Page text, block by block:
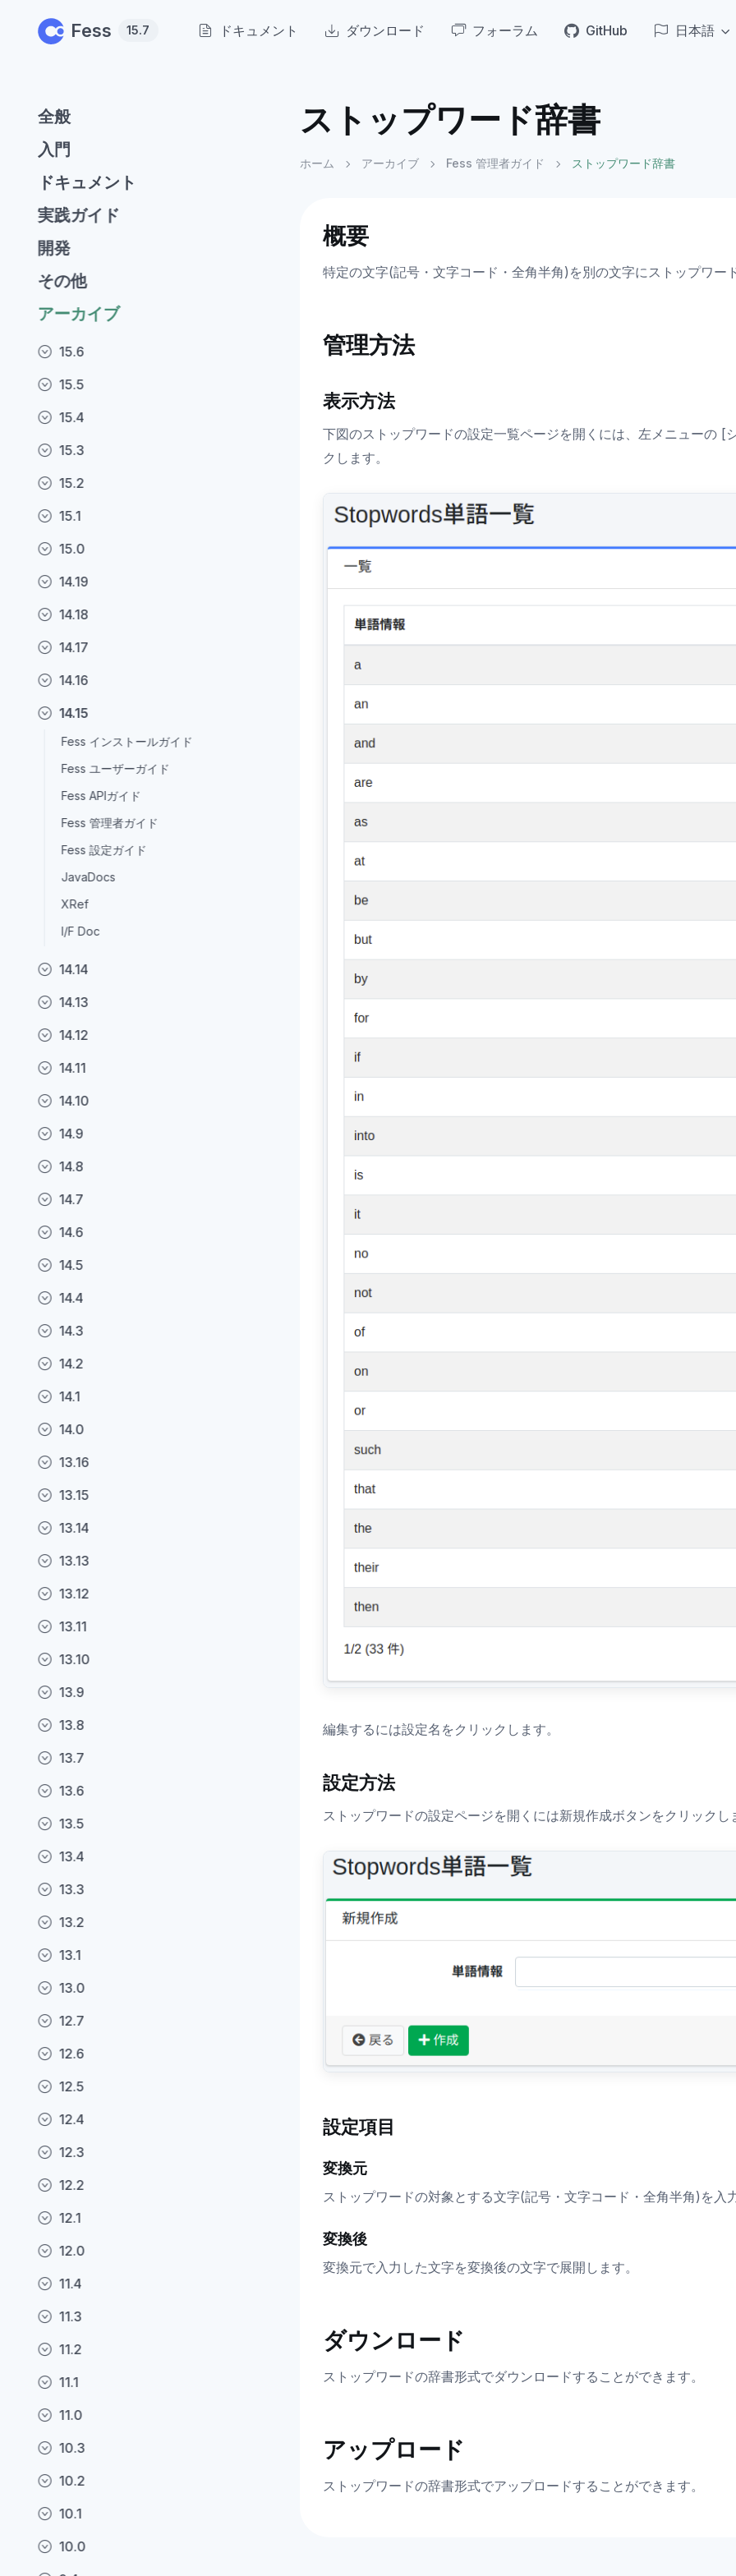
Fess 15.7 ドキュメント ダウンロード フォーラム GitHub 日本語
全般
入門
ドキュメント
実践ガイド
開発
その他
アーカイブ
15.6
15.5
15.4
15.3
15.2
15.1
15.0
14.19
14.18
14.17
14.16
14.15
Fess インストールガイド
Fess ユーザーガイド
Fess APIガイド
Fess 管理者ガイド
Fess 設定ガイド
JavaDocs
XRef
I/F Doc
14.14
14.13
14.12
14.11
14.10
14.9
14.8
14.7
14.6
14.5
14.4
14.3
14.2
14.1
14.0
13.16
13.15
13.14
13.13
13.12
13.11
13.10
13.9
13.8
13.7
13.6
13.5
13.4
13.3
13.2
13.1
13.0
12.7
12.6
12.5
12.4
12.3
12.2
12.1
12.0
11.4
11.3
11.2
11.1
11.0
10.3
10.2
10.1
10.0
ストップワード辞書
ホーム アーカイブ Fess 管理者ガイド ストップワード辞書
概要
特定の文字(記号・文字コード・全角半角)を別の文字にストップワー
管理方法
表示方法
下図のストップワードの設定一覧ページを開くには、左メニューの
クします。
編集するには設定名をクリックします。
設定方法
ストップワードの設定ページを開くには新規作成ボタンをクリックし
設定項目
変換元
ストップワードの対象とする文字(記号・文字コード・全角半角)を入
変換後
変換元で入力した文字を変換後の文字で展開します。
ダウンロード
ストップワードの辞書形式でダウンロードすることができます。
アップロード
ストップワードの辞書形式でアップロードすることができます。